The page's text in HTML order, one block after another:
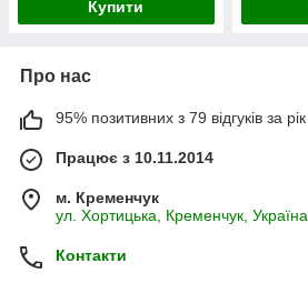
Купити
Про нас
95% позитивних з 79 відгуків за рік
Працює з 10.11.2014
м. Кременчук
ул. Хортицька, Кременчук, Україна
Контакти